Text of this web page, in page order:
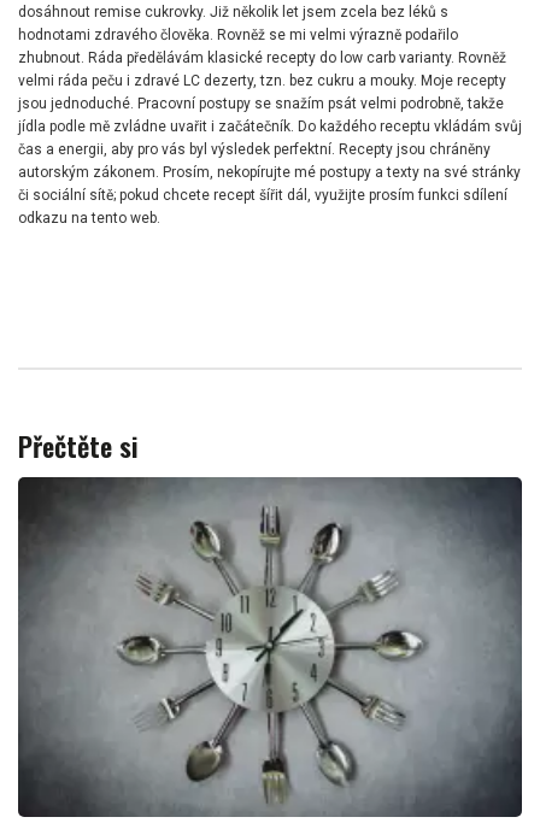
dosáhnout remise cukrovky. Již několik let jsem zcela bez léků s
hodnotami zdravého člověka. Rovněž se mi velmi výrazně podařilo
zhubnout. Ráda předělávám klasické recepty do low carb varianty. Rovněž
velmi ráda peču i zdravé LC dezerty, tzn. bez cukru a mouky. Moje recepty
jsou jednoduché. Pracovní postupy se snažím psát velmi podrobně, takže
jídla podle mě zvládne uvařit i začátečník. Do každého receptu vkládám svůj
čas a energii, aby pro vás byl výsledek perfektní. Recepty jsou chráněny
autorským zákonem. Prosím, nekopírujte mé postupy a texty na své stránky
či sociální sítě; pokud chcete recept šířit dál, využijte prosím funkci sdílení
odkazu na tento web.
Přečtěte si